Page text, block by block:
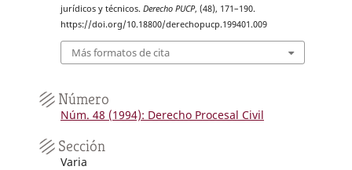
jurídicos y técnicos. Derecho PUCP, (48), 171–190.
https://doi.org/10.18800/derechopucp.199401.009
Más formatos de cita
Número
Núm. 48 (1994): Derecho Procesal Civil
Sección
Varia